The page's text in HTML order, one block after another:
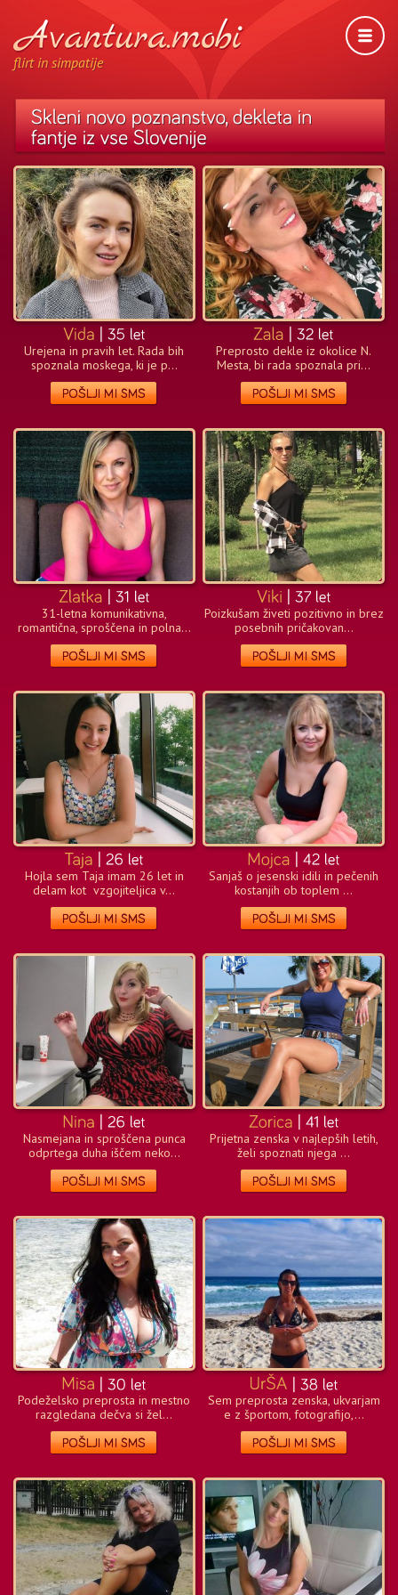
flirt in simpatije
Urejena in pravih let. Rada bih
spoznala moskega, ki je p...
Preprosto dekle iz okolice N.
Mesta, bi rada spoznala pri...
31-letna komunikativna,
romantična, sproščena in polna...
Poizkušam živeti pozitivno in brez
posebnih pričakovan...
Hojla sem Taja imam 26 let in
delam kot vzgojiteljica v...
Sanjaš o jesenski idili in pečenih
kostanjih ob toplem ...
Nasmejana in sproščena punca
odprtega duha iščem neko...
Prijetna zenska v najlepših letih,
želi spoznati njega ...
Podeželsko preprosta in mestno
razgledana dečva si žel...
Sem preprosta zenska, ukvarjam
e z športom, fotografijo,...